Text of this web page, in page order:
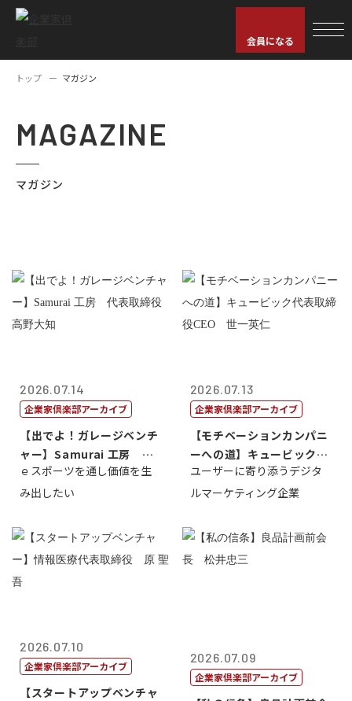
会員になる
トップ マガジン
MAGAZINE
マガジン
2026.07.14
企業家倶楽部アーカイブ
【出でよ！ガレージベンチ
ャー】Samurai 工房 代
表取締...
ｅスポーツを通し価値を生
み出したい
2026.07.13
企業家倶楽部アーカイブ
【モチベーションカンパニ
ーへの道】キュービック代
表取締役CE...
ユーザーに寄り添うデジタ
ルマーケティング企業
2026.07.10
企業家倶楽部アーカイブ
【スタートアップベンチャ
2026.07.09
企業家倶楽部アーカイブ